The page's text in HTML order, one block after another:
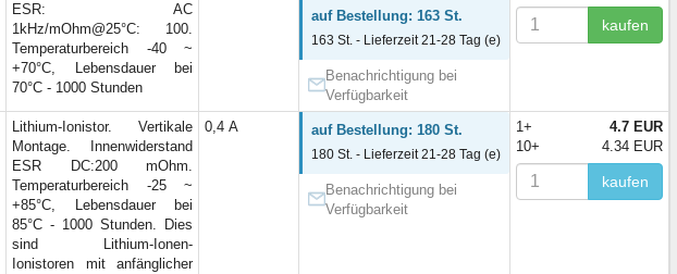
ESR: AC
1kHz/mOhm@25°C: 100.
Temperaturbereich -40 ~
+70°C, Lebensdauer bei
70°C - 1000 Stunden
auf Bestellung: 163 St.
163 St. - Lieferzeit 21-28 Tag (e)
Benachrichtigung bei
Verfügbarkeit
kaufen
Lithium-Ionistor. Vertikale
Montage. Innenwiderstand
ESR DC:200 mOhm.
Temperaturbereich -25 ~
+85°C, Lebensdauer bei
85°C - 1000 Stunden. Dies
sind Lithium-Ionen-
Ionistoren mit anfänglicher
0,4 А auf Bestellung: 180 St.
180 St. - Lieferzeit 21-28 Tag (e)
Benachrichtigung bei
Verfügbarkeit
1+
4.7 EUR
10+
4.34 EUR
kaufen